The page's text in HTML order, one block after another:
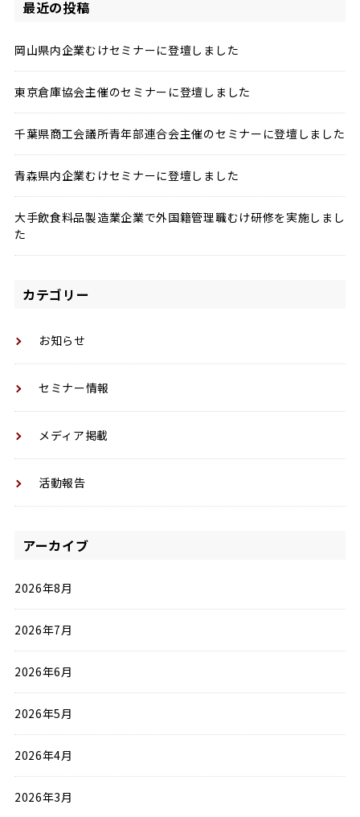
最近の投稿
岡山県内企業むけセミナーに登壇しました
東京倉庫協会主催のセミナーに登壇しました
千葉県商工会議所青年部連合会主催のセミナーに登壇しました
青森県内企業むけセミナーに登壇しました
大手飲食料品製造業企業で外国籍管理職むけ研修を実施しまし
た
カテゴリー
お知らせ
セミナー情報
メディア掲載
活動報告
アーカイブ
2026年8月
2026年7月
2026年6月
2026年5月
2026年4月
2026年3月